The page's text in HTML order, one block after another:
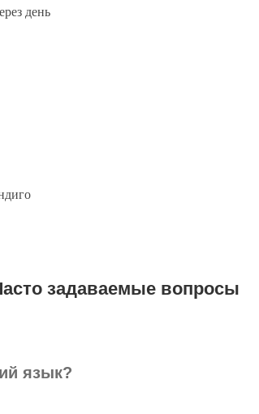
день
задаваемые вопросы
язык?